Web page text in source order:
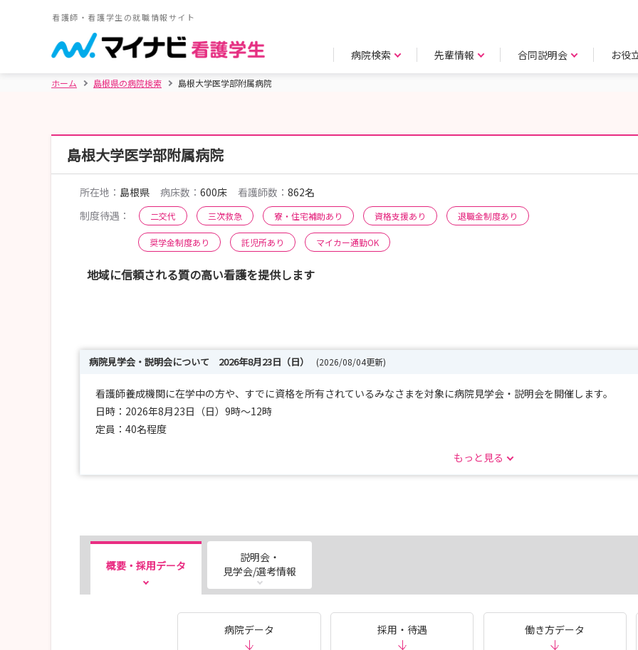
看護師・看護学生の就職情報サイト
病院検索 先輩情報 合同説明会 お役
ホーム 島根県の病院検索 島根大学医学部附属病院
島根大学医学部附属病院
所在地： 島根県 病床数： 600床 看護師数： 862名
制度待遇：
二交代 三次救急 寮・住宅補助あり 資格支援あり 退職金制度あり
奨学金制度あり 託児所あり マイカー通勤OK
地域に信頼される質の高い看護を提供します
病院見学会・説明会について 2026年8月23日（日） (2026/08/04更新)
看護師養成機関に在学中の方や、すでに資格を所有されているみなさまを対象に病院見学会・説明会を開催します。
日時：2026年8月23日（日）9時～12時
定員：40名程度
もっと見る
概要・採用データ
説明会・
見学会/選考情報
病院データ 採用・待遇 働き方データ